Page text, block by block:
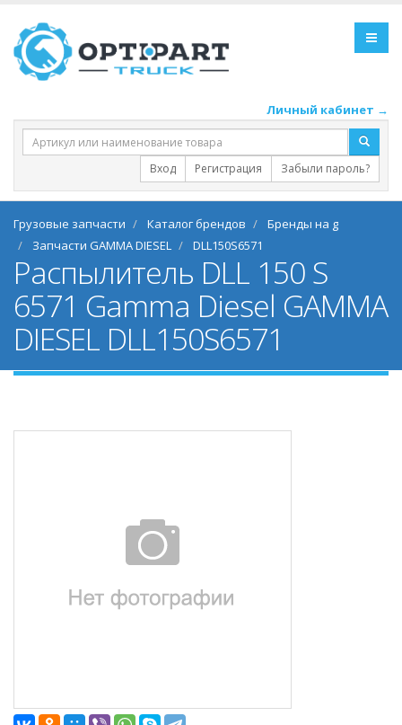
Личный кабинет →
Вход Регистрация Забыли пароль?
Грузовые запчасти Каталог брендов
Бренды на g
Запчасти GAMMA DIESEL
DLL150S6571
Распылитель DLL 150 S
6571 Gamma Diesel GAMMA
DIESEL DLL150S6571